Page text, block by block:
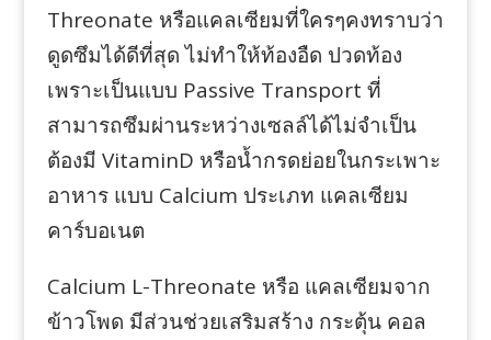
Threonate หรือแคลเซียมที่ใครๆคงทราบว่า
ดูดซึมได้ดีที่สุด ไม่ทำให้ท้องอืด ปวดท้อง
เพราะเป็นแบบ Passive Transport ที่
สามารถซึมผ่านระหว่างเซลล์ได้ไม่จำเป็น
ต้องมี VitaminD หรือน้ำกรดย่อยในกระเพาะ
อาหาร แบบ Calcium ประเภท แคลเซียม
คาร์บอเนต
Calcium L-Threonate หรือ แคลเซียมจาก
ข้าวโพด มีส่วนช่วยเสริมสร้าง กระตุ้น คอล